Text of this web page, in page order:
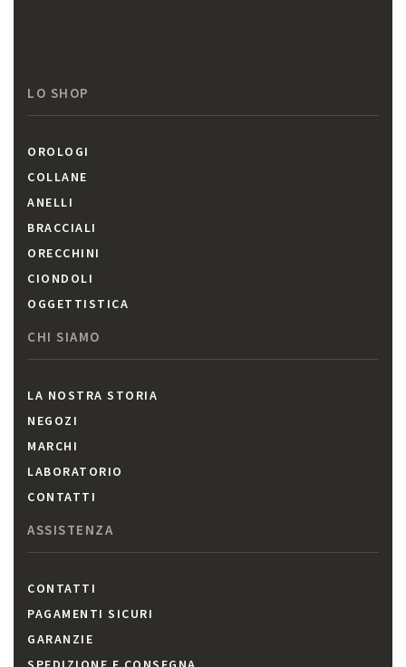
LO SHOP
OROLOGI
COLLANE
ANELLI
BRACCIALI
ORECCHINI
CIONDOLI
OGGETTISTICA
CHI SIAMO
LA NOSTRA STORIA
NEGOZI
MARCHI
LABORATORIO
CONTATTI
ASSISTENZA
CONTATTI
PAGAMENTI SICURI
GARANZIE